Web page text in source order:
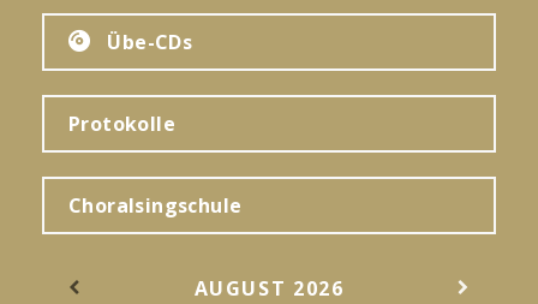
Übe-CDs
Protokolle
Choralsingschule
AUGUST 2026